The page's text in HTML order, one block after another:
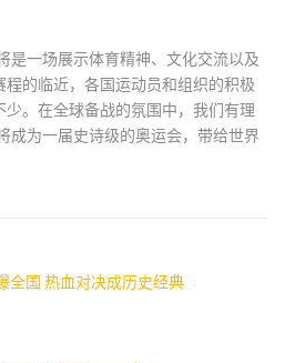
是一场展示体育精神、文化交流以及
的临近，各国运动员和组织的积极
。在全球备战的氛围中，我们有理
成为一届史诗级的奥运会，带给世界
全国 热血对决成历史经典